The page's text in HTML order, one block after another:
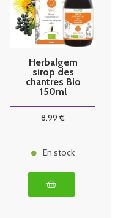
Herbalgem
sirop des
chantres Bio
150ml
8.99 €
En stock